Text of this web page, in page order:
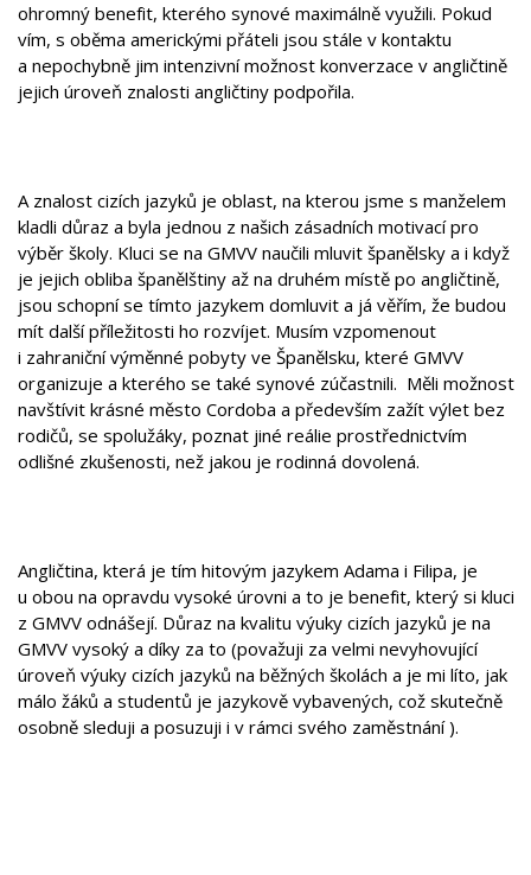
ohromný benefit, kterého synové maximálně využili. Pokud
vím, s oběma americkými přáteli jsou stále v kontaktu
a nepochybně jim intenzivní možnost konverzace v angličtině
jejich úroveň znalosti angličtiny podpořila.
A znalost cizích jazyků je oblast, na kterou jsme s manželem
kladli důraz a byla jednou z našich zásadních motivací pro
výběr školy. Kluci se na GMVV naučili mluvit španělsky a i když
je jejich obliba španělštiny až na druhém místě po angličtině,
jsou schopní se tímto jazykem domluvit a já věřím, že budou
mít další příležitosti ho rozvíjet. Musím vzpomenout
i zahraniční výměnné pobyty ve Španělsku, které GMVV
organizuje a kterého se také synové zúčastnili. Měli možnost
navštívit krásné město Cordoba a především zažít výlet bez
rodičů, se spolužáky, poznat jiné reálie prostřednictvím
odlišné zkušenosti, než jakou je rodinná dovolená.
Angličtina, která je tím hitovým jazykem Adama i Filipa, je
u obou na opravdu vysoké úrovni a to je benefit, který si kluci
z GMVV odnášejí. Důraz na kvalitu výuky cizích jazyků je na
GMVV vysoký a díky za to (považuji za velmi nevyhovující
úroveň výuky cizích jazyků na běžných školách a je mi líto, jak
málo žáků a studentů je jazykově vybavených, což skutečně
osobně sleduji a posuzuji i v rámci svého zaměstnání ).